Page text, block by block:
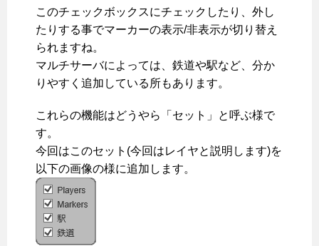
このチェックボックスにチェックしたり、外し
たりする事でマーカーの表示/非表示が切り替え
られますね。
マルチサーバによっては、鉄道や駅など、分か
りやすく追加している所もあります。
これらの機能はどうやら「セット」と呼ぶ様で
す。
今回はこのセット(今回はレイヤと説明します)を
以下の画像の様に追加します。